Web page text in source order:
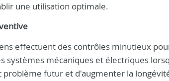
une utilisation optimale.
effectuent des contrôles minutieux
mécaniques et électriques
futur et d'augmenter la